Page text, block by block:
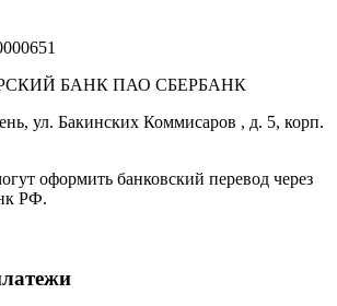
БАНК ПАО СБЕРБАНК
ул. Бакинских Коммисаров , д. 5, корп.
оформить банковский перевод через
РФ.